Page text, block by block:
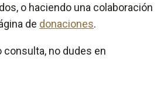
o haciendo una colaboración
de donaciones.
consulta, no dudes en